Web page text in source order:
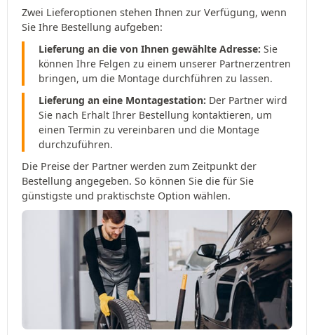
Zwei Lieferoptionen stehen Ihnen zur Verfügung, wenn
Sie Ihre Bestellung aufgeben:
Lieferung an die von Ihnen gewählte Adresse: Sie
können Ihre Felgen zu einem unserer Partnerzentren
bringen, um die Montage durchführen zu lassen.
Lieferung an eine Montagestation: Der Partner wird
Sie nach Erhalt Ihrer Bestellung kontaktieren, um
einen Termin zu vereinbaren und die Montage
durchzuführen.
Die Preise der Partner werden zum Zeitpunkt der
Bestellung angegeben. So können Sie die für Sie
günstigste und praktischste Option wählen.